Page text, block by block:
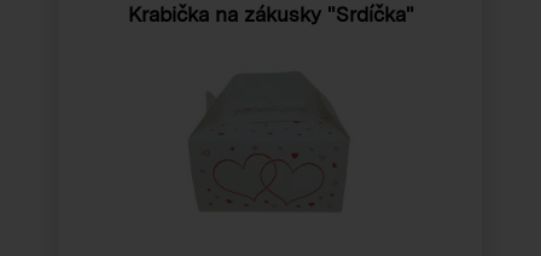
Krabička na zákusky "Srdíčka"